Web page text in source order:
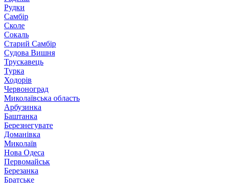
Рудки
Самбір
Сколе
Сокаль
Старий Самбір
Судова Вишня
Трускавець
Турка
Ходорів
Червоноград
Миколаївська область
Арбузинка
Баштанка
Березнегувате
Доманівка
Миколаїв
Нова Одеса
Первомайськ
Березанка
Братське